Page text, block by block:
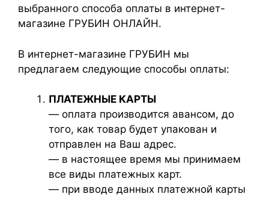
выбранного способа оплаты в интернет-
магазине ГРУБИН ОНЛАЙН.
В интернет-магазине ГРУБИН мы
предлагаем следующие способы оплаты:
ПЛАТЕЖНЫЕ КАРТЫ
— оплата производится авансом, до
того, как товар будет упакован и
отправлен на Ваш адрес.
— в настоящее время мы принимаем
все виды платежных карт.
— при вводе данных платежной карты